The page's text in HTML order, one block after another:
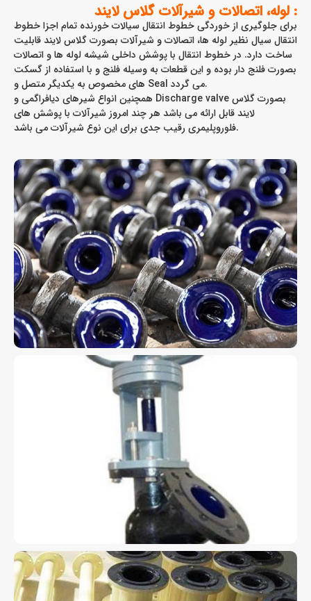
: لوله، اتصالات و شیرآلات گلاس لایند
برای جلوگیری از خوردگی خطوط انتقال سیالات خورنده تمام اجزا خطوط
انتقال سیال نظیر لوله ها، اتصالات و شیرآلات بصورت گلاس لایند قابلیت
ساخت دارد. در خطوط انتقال با پوشش داخلی شیشه لوله ها و اتصالات
بصورت فلنج دار بوده و این قطعات به وسیله فلنج و با استفاده از گسکت
های مخصوص به یکدیگر متصل و Seal می گردد.
همچنین انواع شیرهای دیافراگمی و Discharge valve بصورت گلاس
لایند قابل ارائه می باشد هر چند امروز شیرآلات با پوشش های
فلوروپلیمری رقیب جدی برای این نوع شیرآلات می باشد.